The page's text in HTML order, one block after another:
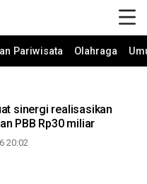
Pariwisata Olahraga
sinergi realisasikan
PBB Rp30 miliar
20:02